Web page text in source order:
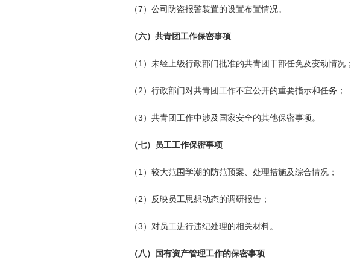
（7）公司防盗报警装置的设置布置情况。
（六）共青团工作保密事项
（1）未经上级行政部门批准的共青团干部任免及变动情况；
（2）行政部门对共青团工作不宜公开的重要指示和任务；
（3）共青团工作中涉及国家安全的其他保密事项。
（七）员工工作保密事项
（1）较大范围学潮的防范预案、处理措施及综合情况；
（2）反映员工思想动态的调研报告；
（3）对员工进行违纪处理的相关材料。
（八）国有资产管理工作的保密事项